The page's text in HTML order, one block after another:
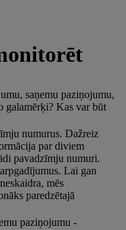
saņemu paziņojumu,
galamērķi? Kas var būt
numurus. Dažreiz
par diviem
pavadzīmju numuri.
Lai gan
mēs
paredzētajā
paziņojumu -